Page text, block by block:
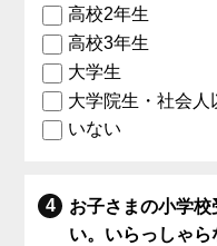
高校2年生
高校3年生
大学生
大学院生・社会人
いない
お子さまの小学
い。いらっしゃ